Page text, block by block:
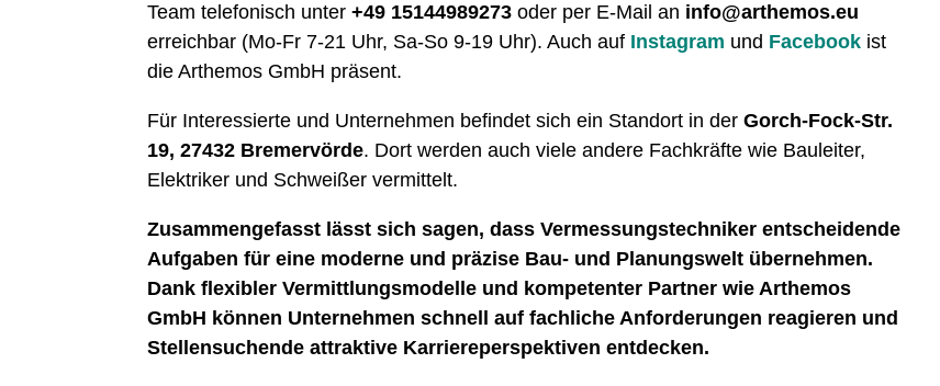
Team telefonisch unter+49 15144989273 oder per E-Mail an info@arthemos.eu
erreichbar (Mo-Fr 7-21 Uhr, Sa-So 9-19 Uhr). Auch auf Instagram und Facebook ist
die Arthemos GmbH präsent.
Für Interessierte und Unternehmen befindet sich ein Standort in derGorch-Fock-Str.
19, 27432 Bremervörde. Dort werden auch viele andere Fachkräfte wie Bauleiter,
Elektriker und Schweißer vermittelt.
Zusammengefasst lässt sich sagen, dass Vermessungstechniker entscheidende
Aufgaben für eine moderne und präzise Bau- und Planungswelt übernehmen.
Dank flexibler Vermittlungsmodelle und kompetenter Partner wie Arthemos
GmbH können Unternehmen schnell auf fachliche Anforderungen reagieren und
Stellensuchende attraktive Karriereperspektiven entdecken.